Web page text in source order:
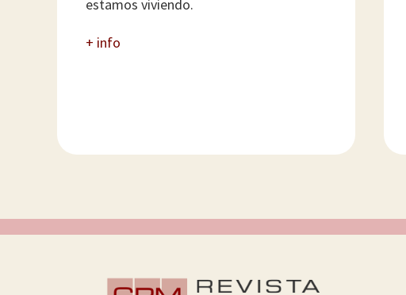
estamos viviendo.
+ info